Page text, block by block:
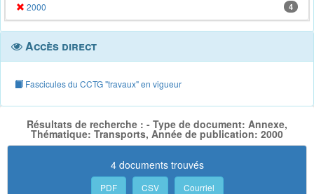
2000 4
Accès direct
Fascicules du CCTG "travaux" en vigueur
Résultats de recherche : - Type de document: Annexe,
Thématique: Transports, Année de publication: 2000
4 documents trouvés
PDF CSV Courriel